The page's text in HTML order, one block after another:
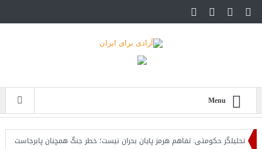
Menu
تحلیلگر حکومتی: تفاهم هرمز پایان بحران نیست؛ خطر جنگ همچنان پابرجاست